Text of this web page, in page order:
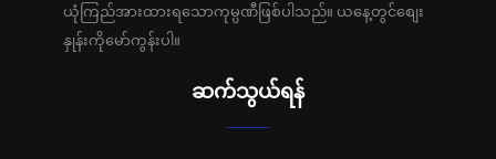
ယုံကြည်အားထားရသောကုမ္ပဏီဖြစ်ပါသည်။ ယနေ့တွင်စျေး
နှုန်းကိုမော်ကွန်းပါ။
ဆက်သွယ်ရန်